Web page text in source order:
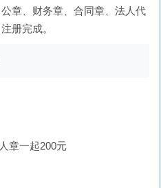
章、财务章、合同章、法人代
册完成。
章一起200元